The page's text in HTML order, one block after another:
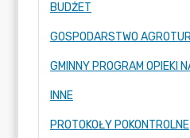
BUDŻET
INNE
PROTOKOŁY POKONTROLNE